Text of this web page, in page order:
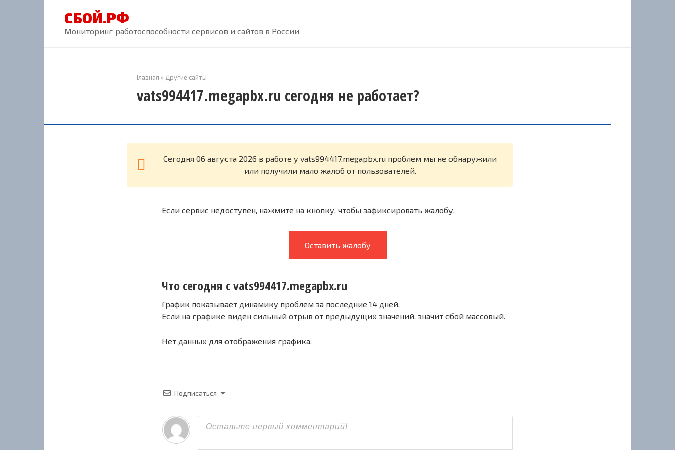
СБОЙ.РФ
Мониторинг работоспособности сервисов и сайтов в России
Главная » Другие сайты
vats994417.megapbx.ru сегодня не работает?
Cегодня 06 августа 2026 в работе у vats994417.megapbx.ru проблем мы не обнаружили
или получили мало жалоб от пользователей.
Если сервис недоступен, нажмите на кнопку, чтобы зафиксировать жалобу.
Оставить жалобу
Что сегодня с vats994417.megapbx.ru
График показывает динамику проблем за последние 14 дней.
Если на графике виден сильный отрыв от предыдущих значений, значит сбой массовый.
Нет данных для отображения графика.
Подписаться